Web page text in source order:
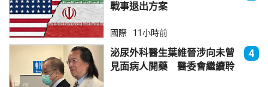
戰事退出方案
國際 11小時前
泌尿外科醫生葉維晉涉向未曾
見面病人開藥 醫委會繼續聆
4